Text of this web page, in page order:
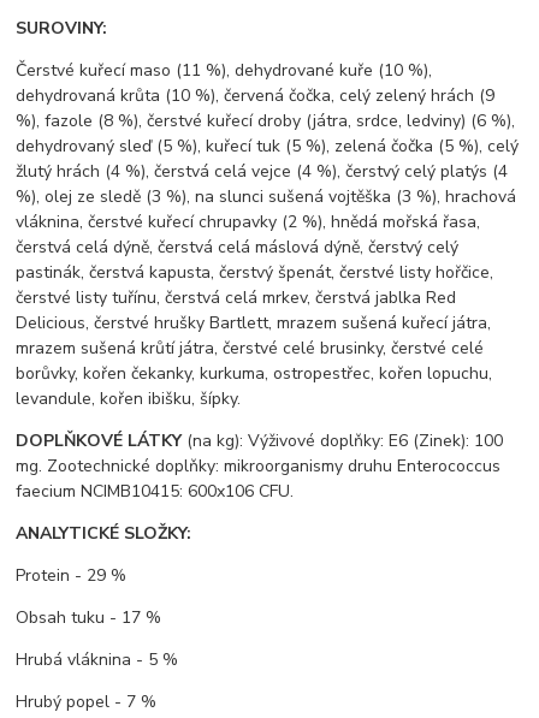
SUROVINY:
Čerstvé kuřecí maso (11 %), dehydrované kuře (10 %),
dehydrovaná krůta (10 %), červená čočka, celý zelený hrách (9
%), fazole (8 %), čerstvé kuřecí droby (játra, srdce, ledviny) (6 %),
dehydrovaný sleď (5 %), kuřecí tuk (5 %), zelená čočka (5 %), celý
žlutý hrách (4 %), čerstvá celá vejce (4 %), čerstvý celý platýs (4
%), olej ze sledě (3 %), na slunci sušená vojtěška (3 %), hrachová
vláknina, čerstvé kuřecí chrupavky (2 %), hnědá mořská řasa,
čerstvá celá dýně, čerstvá celá máslová dýně, čerstvý celý
pastinák, čerstvá kapusta, čerstvý špenát, čerstvé listy hořčice,
čerstvé listy tuřínu, čerstvá celá mrkev, čerstvá jablka Red
Delicious, čerstvé hrušky Bartlett, mrazem sušená kuřecí játra,
mrazem sušená krůtí játra, čerstvé celé brusinky, čerstvé celé
borůvky, kořen čekanky, kurkuma, ostropestřec, kořen lopuchu,
levandule, kořen ibišku, šípky.
DOPLŇKOVÉ LÁTKY(na kg): Výživové doplňky: E6 (Zinek): 100
mg. Zootechnické doplňky: mikroorganismy druhu Enterococcus
faecium NCIMB10415: 600x106 CFU.
ANALYTICKÉ SLOŽKY:
Protein - 29 %
Obsah tuku - 17 %
Hrubá vláknina - 5 %
Hrubý popel - 7 %